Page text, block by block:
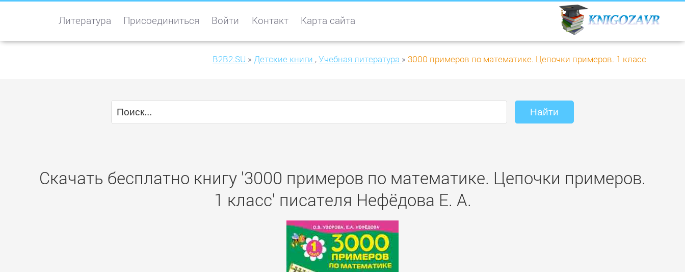
Литература Присоединиться Войти Контакт Карта сайта
B2B2.SU » Детские книги ,Учебная литература » 3000 примеров по математике. Цепочки примеров. 1 класс
Скачать бесплатно книгу '3000 примеров по математике. Цепочки примеров.
1 класс' писателя Нефёдова Е. А.